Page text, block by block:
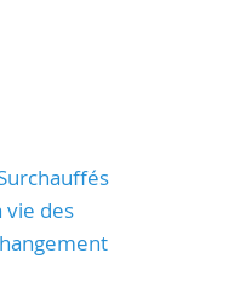
vie des